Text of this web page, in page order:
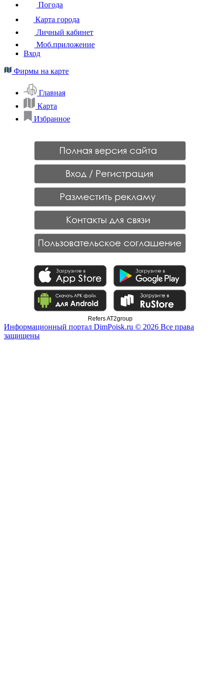
Погода
Карта города
Личный кабинет
Моб.приложение
Вход
Фирмы на карте
Главная
Карта
Избранное
Refers AT2group
Информационный портал DimPoisk.ru © 2026 Все права
защищены